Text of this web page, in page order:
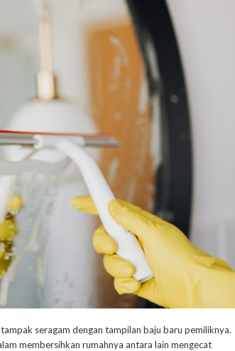
seragam dengan tampilan baju baru pemiliknya.
membersihkan rumahnya antara lain mengecat